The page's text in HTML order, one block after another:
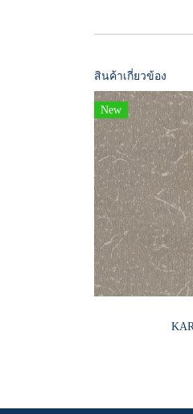
สินค้าเกี่ยวข้อง
New